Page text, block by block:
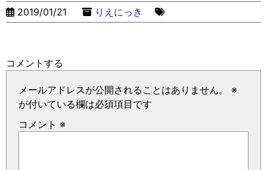
2019/01/21 りえにっき
コメントする
メールアドレスが公開されることはありません。
※
が付いている欄は必須項目です
コメント ※